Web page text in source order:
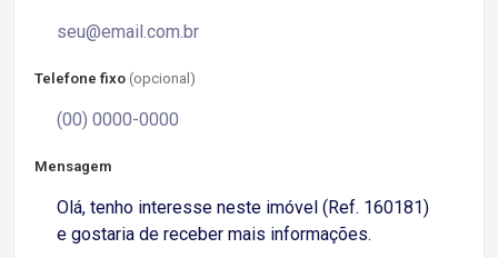
Telefone fixo (opcional)
Mensagem